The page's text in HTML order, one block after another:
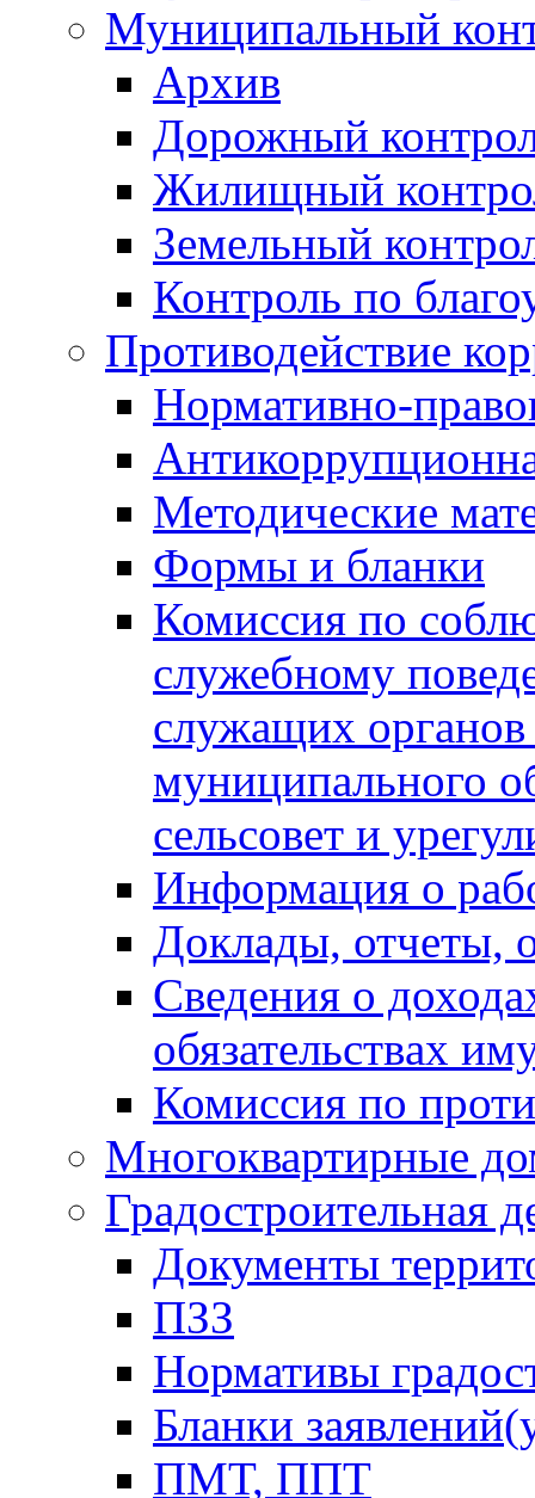
Муниципальный
Архив
Дорожный
Жилищный
Земельный
Контроль по
Противодействие
Нормативно-
Методические
Формы и бланки
Комиссия по
служебному
служащих органов
муниципального
сельсовет и
Информация о
Доклады, отчеты,
Сведения о
обязательствах
Комиссия по
Многоквартирные
Градостроительная
Документы
ПЗЗ
Нормативы
Бланки
ПМТ, ППТ